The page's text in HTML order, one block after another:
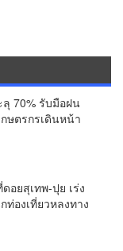
ลุ 70% รับมือฝน
ษตรกรเดินหน้า
แสนไร่
อยสุเทพ-ปุย เร่ง
องเที่ยวหลงทาง
รัวปลอดภัย